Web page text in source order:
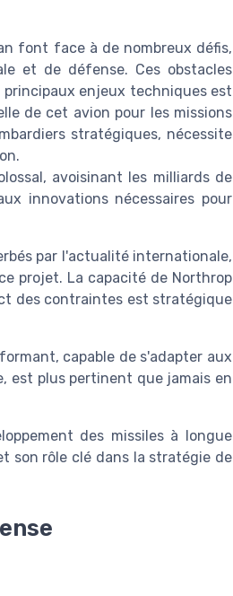
font face à de nombreux défis,
et de défense. Ces obstacles
enjeux techniques est
de cet avion pour les missions
stratégiques, nécessite
avoisinant les milliards de
innovations nécessaires pour
par l'actualité internationale,
projet. La capacité de Northrop
des contraintes est stratégique
capable de s'adapter aux
est plus pertinent que jamais en
des missiles à longue
son rôle clé dans la stratégie de